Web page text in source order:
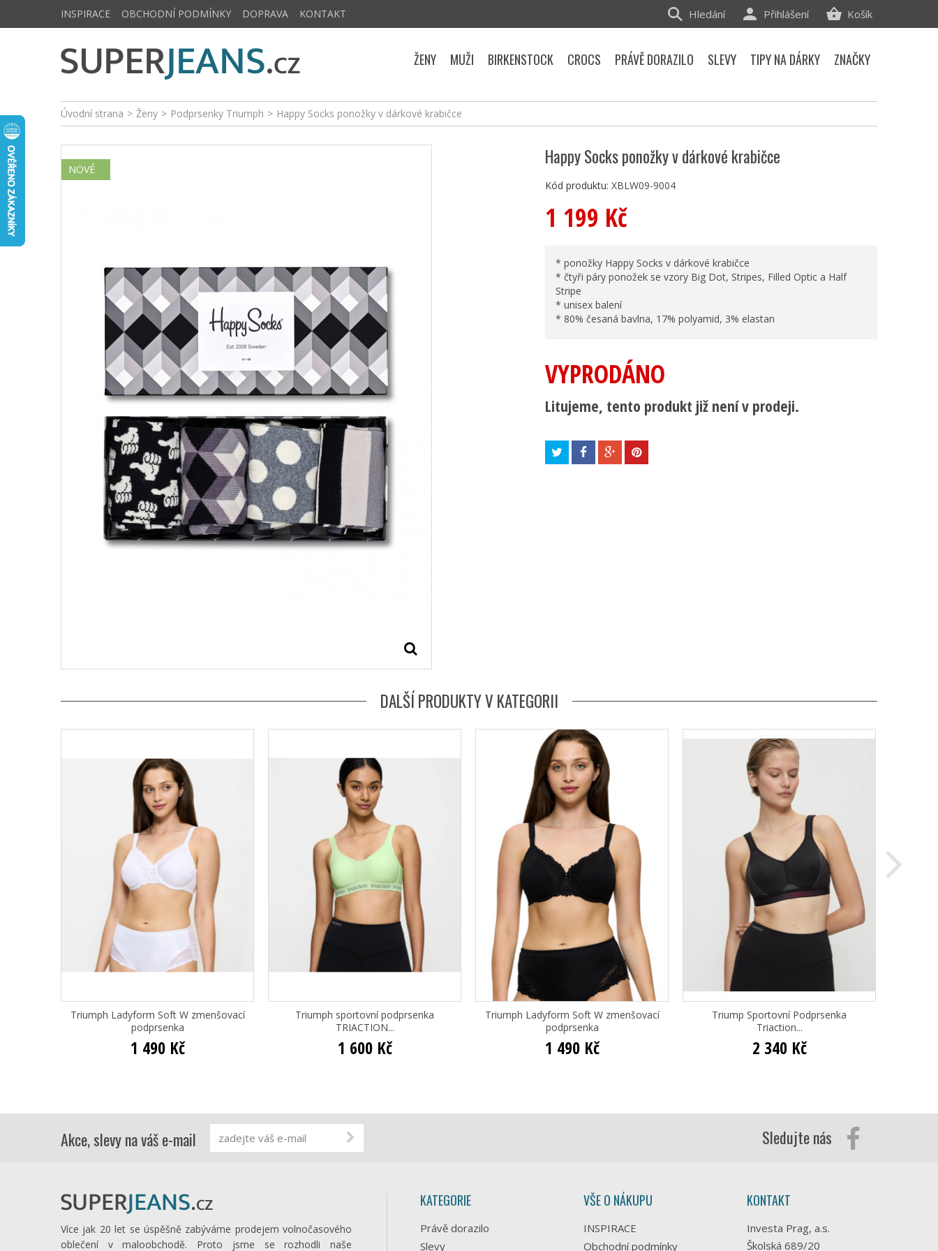
Úvodní strana > Ženy > Podprsenky Triumph > Happy Socks ponožky v dárkové krabičce
NOVÉ
Happy Socks ponožky v dárkové krabičce
Kód produktu: XBLW09-9004
1 199 Kč
* ponožky Happy Socks v dárkové krabičce
* čtyři páry ponožek se vzory Big Dot, Stripes, Filled Optic a Half
Stripe
* unisex balení
* 80% česaná bavlna, 17% polyamid, 3% elastan
VYPRODÁNO
Litujeme, tento produkt již není v prodeji.
DALŠÍ PRODUKTY V KATEGORII
Triumph Ladyform Soft W zmenšovací
podprsenka
1 490 Kč
Triumph sportovní podprsenka
TRIACTION...
1 600 Kč
Triumph Ladyform Soft W zmenšovací
podprsenka
1 490 Kč
Triump Sportovní Podprsenka
Triaction...
2 340 Kč
INSPIRACE OBCHODNÍ PODMÍNKY DOPRAVA KONTAKT Košík
Přihlášení
Hledání
ŽENY MUŽI BIRKENSTOCK CROCS PRÁVĚ DORAZILO SLEVY TIPY NA DÁRKY ZNAČKY
Akce, slevy na váš e-mail Sledujte nás
Více jak 20 let se úspěšně zabýváme prodejem volnočasového
oblečení v maloobchodě. Proto jsme se rozhodli naše
KATEGORIE
Právě dorazilo
Slevy
VŠE O NÁKUPU
INSPIRACE
Obchodní podmínky
KONTAKT
Investa Prag, a.s.
Školská 689/20